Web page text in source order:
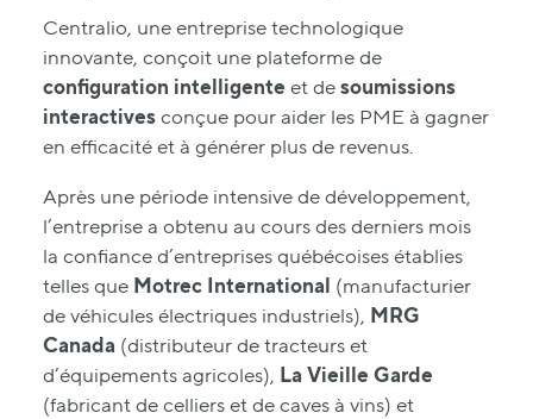
Centralio, une entreprise technologique
innovante, conçoit une plateforme de
configuration intelligente et desoumissions
interactivesconçue pour aider les PME à gagner
en efficacité et à générer plus de revenus.
Après une période intensive de développement,
l’entreprise a obtenu au cours des derniers mois
la confiance d’entreprises québécoises établies
telles que Motrec International (manufacturier
de véhicules électriques industriels), MRG
Canada (distributeur de tracteurs et
d’équipements agricoles), La Vieille Garde
(fabricant de celliers et de caves à vins) et